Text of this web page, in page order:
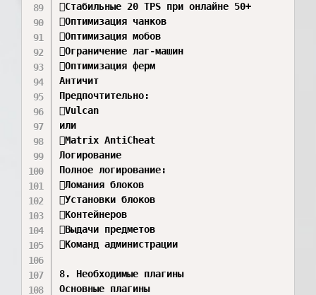
Стабильные 20 TPS при онлайне 50+
Оптимизация чанков
Оптимизация мобов
Ограничение лаг-машин
Оптимизация ферм
Античит
Предпочтительно:
Vulcan
или
Matrix AntiCheat
Логирование
Полное логирование:
Ломания блоков
Установки блоков
Контейнеров
Выдачи предметов
Команд администрации
8. Необходимые плагины
Основные плагины